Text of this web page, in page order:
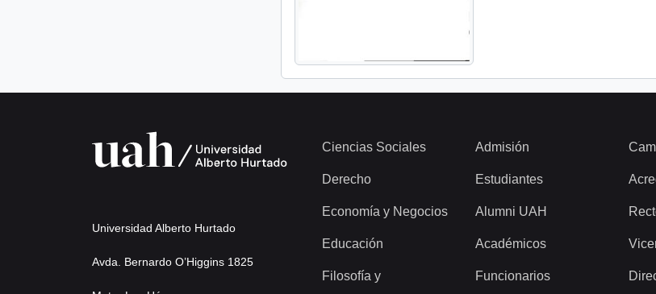
Universidad Alberto Hurtado
Avda. Bernardo O’Higgins 1825
Ciencias Sociales
Derecho
Economía y Negocios
Educación
Filosofía y
Admisión
Estudiantes
Alumni UAH
Académicos
Funcionarios